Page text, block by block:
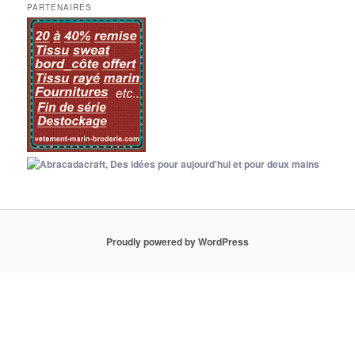
PARTENAIRES
Proudly powered by WordPress